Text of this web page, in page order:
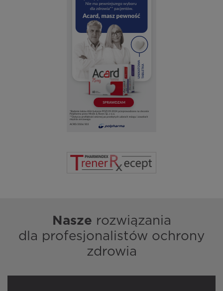
Nasze rozwiązania
dla profesjonalistów ochrony
zdrowia